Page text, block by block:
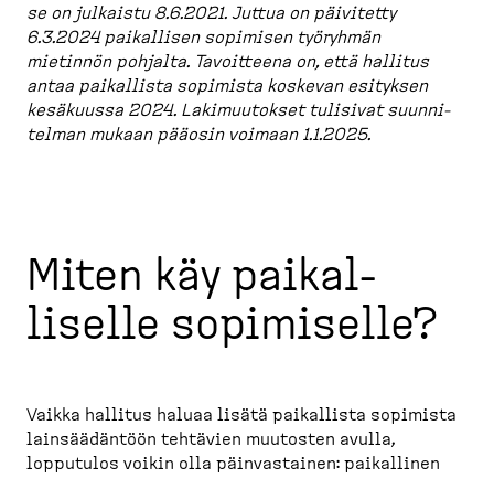
se on julkaistu 8.6.2021. Juttua on päivitetty
6.3.2024 paikallisen sopimisen työryhmän
mietinnön pohjalta. Tavoitteena on, että hallitus
antaa paikallista sopimista koskevan esityksen
kesäkuussa 2024. Lakimuu­tokset tulisivat suunni­
telman mukaan pääosin voimaan 1.1.2025.
Miten käy paikal­
liselle sopimiselle?
Vaikka hallitus haluaa lisätä paikallista sopimista
lainsää­däntöön tehtävien muutosten avulla,
lopputulos voikin olla päinvas­tainen: paikallinen